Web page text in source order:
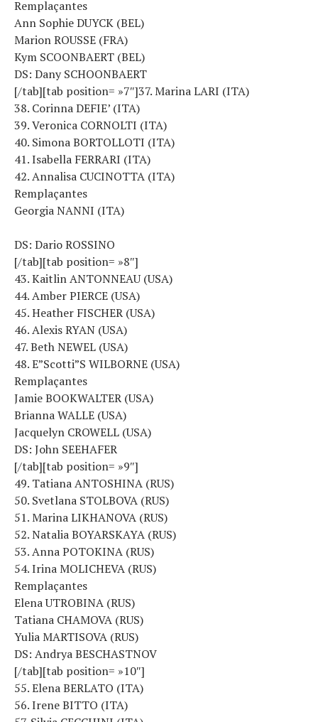
Remplaçantes
Ann Sophie DUYCK (BEL)
Marion ROUSSE (FRA)
Kym SCOONBAERT (BEL)
DS: Dany SCHOONBAERT
[/tab][tab position= »7″]37. Marina LARI (ITA)
38. Corinna DEFIE’ (ITA)
39. Veronica CORNOLTI (ITA)
40. Simona BORTOLLOTI (ITA)
41. Isabella FERRARI (ITA)
42. Annalisa CUCINOTTA (ITA)
Remplaçantes
Georgia NANNI (ITA)
DS: Dario ROSSINO
[/tab][tab position= »8″]
43. Kaitlin ANTONNEAU (USA)
44. Amber PIERCE (USA)
45. Heather FISCHER (USA)
46. Alexis RYAN (USA)
47. Beth NEWEL (USA)
48. E”Scotti”S WILBORNE (USA)
Remplaçantes
Jamie BOOKWALTER (USA)
Brianna WALLE (USA)
Jacquelyn CROWELL (USA)
DS: John SEEHAFER
[/tab][tab position= »9″]
49. Tatiana ANTOSHINA (RUS)
50. Svetlana STOLBOVA (RUS)
51. Marina LIKHANOVA (RUS)
52. Natalia BOYARSKAYA (RUS)
53. Anna POTOKINA (RUS)
54. Irina MOLICHEVA (RUS)
Remplaçantes
Elena UTROBINA (RUS)
Tatiana CHAMOVA (RUS)
Yulia MARTISOVA (RUS)
DS: Andrya BESCHASTNOV
[/tab][tab position= »10″]
55. Elena BERLATO (ITA)
56. Irene BITTO (ITA)